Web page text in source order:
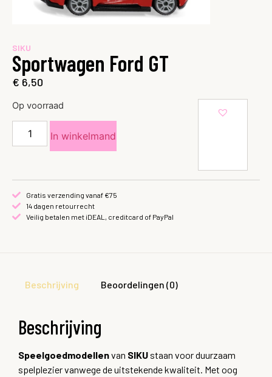
SIKU
Sportwagen Ford GT
€ 6,50
Op voorraad
In winkelmand
Gratis verzending vanaf €75
14 dagen retourrecht
Veilig betalen met iDEAL, creditcard of PayPal
Beschrijving Beoordelingen (0)
Beschrijving
Speelgoedmodellenvan SIKU staan voor duurzaam
spelplezier vanwege de uitstekende kwaliteit. Met oog